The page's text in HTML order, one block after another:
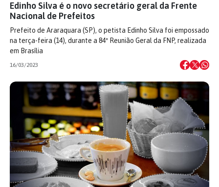
Edinho Silva é o novo secretário geral da Frente
Nacional de Prefeitos
Prefeito de Araraquara (SP), o petista Edinho Silva foi empossado
na terça-feira (14), durante a 84ª Reunião Geral da FNP, realizada
em Brasília
16/03/2023